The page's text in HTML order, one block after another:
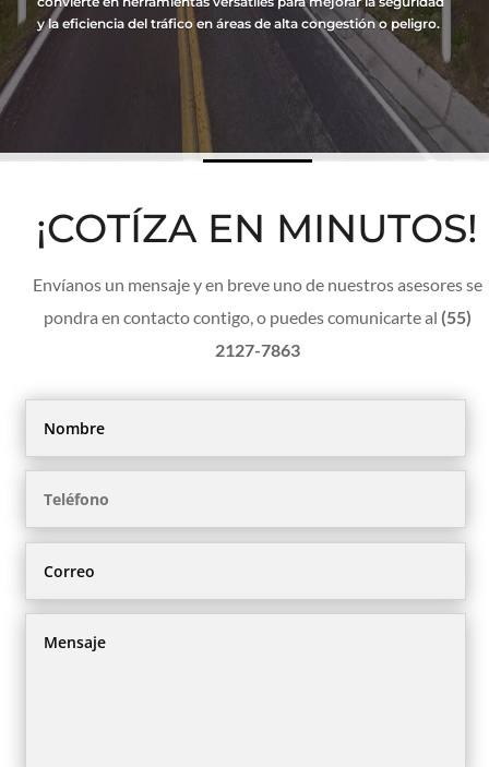
y la eficiencia del tráfico en áreas de alta congestión o peligro.
¡COTÍZA EN MINUTOS!
Envíanos un mensaje y en breve uno de nuestros asesores se
pondra en contacto contigo, o puedes comunicarte al (55)
2127-7863